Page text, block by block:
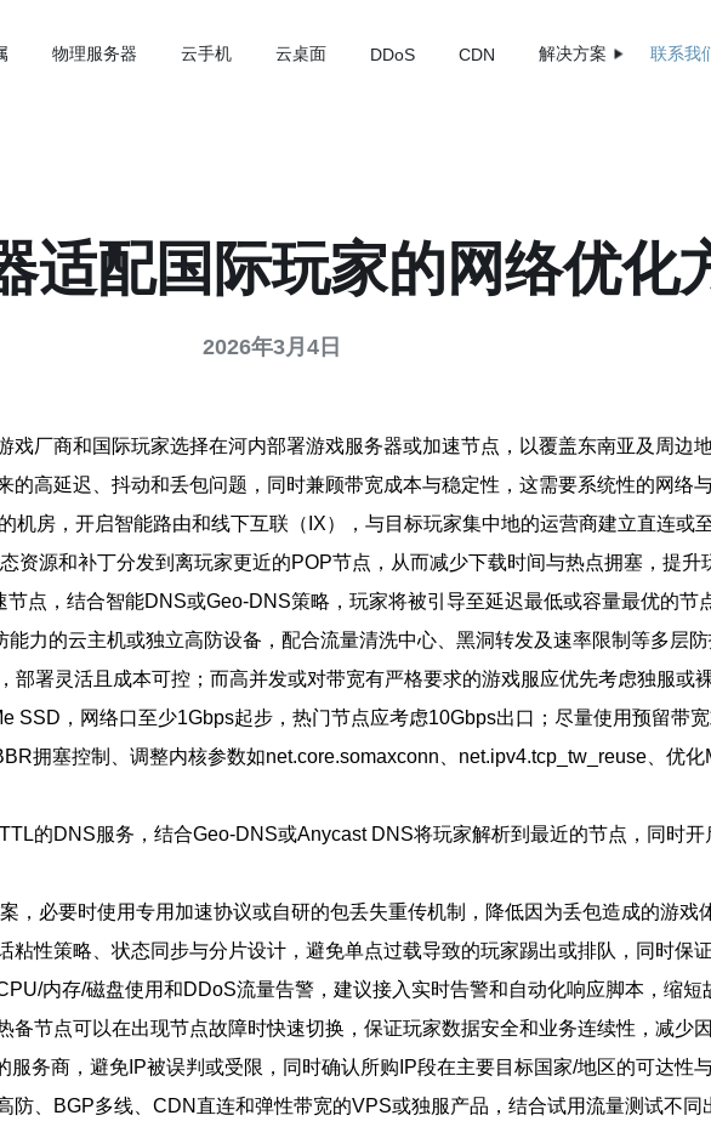
物理服务器 云手机 云桌面 DDoS CDN 解决方案 联系我
适配国际玩家的网络优化
2026年3月4日
厂商和国际玩家选择在河内部署游戏服务器或加速节点，以覆盖东南亚及周边
高延迟、抖动和丢包问题，同时兼顾带宽成本与稳定性，这需要系统性的网络与
房，开启智能路由和线下互联（IX），与目标玩家集中地的运营商建立直连或
源和补丁分发到离玩家更近的POP节点，从而减少下载时间与热点拥塞，提升
点，结合智能DNS或Geo-DNS策略，玩家将被引导至延迟最低或容量最优的节
力的云主机或独立高防设备，配合流量清洗中心、黑洞转发及速率限制等多层防
署灵活且成本可控；而高并发或对带宽有严格要求的游戏服应优先考虑独服或
，网络口至少1Gbps起步，热门节点应考虑10Gbps出口；尽量使用预留带
拥塞控制、调整内核参数如net.core.somaxconn、net.ipv4.tcp_tw_reuse、优
的DNS服务，结合Geo-DNS或Anycast DNS将玩家解析到最近的节点，同时
必要时使用专用加速协议或自研的包丢失重传机制，降低因为丢包造成的游戏
性策略、状态同步与分片设计，避免单点过载导致的玩家踢出或排队，同时保
内存/磁盘使用和DDoS流量告警，建议接入实时告警和自动化响应脚本，缩短
节点可以在出现节点故障时快速切换，保证玩家数据安全和业务连续性，减少
务商，避免IP被误判或受限，同时确认所购IP段在主要目标国家/地区的可达性与
防、BGP多线、CDN直连和弹性带宽的VPS或独服产品，结合试用流量测试不